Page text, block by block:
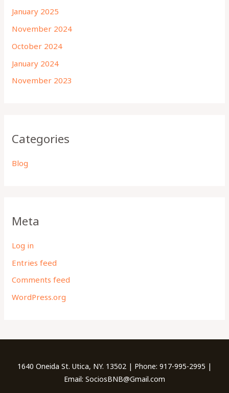
January 2025
November 2024
October 2024
January 2024
November 2023
Categories
Blog
Meta
Log in
Entries feed
Comments feed
WordPress.org
1640 Oneida St. Utica, NY. 13502 | Phone: 917-995-2995 |
Email: SociosBNB@Gmail.com